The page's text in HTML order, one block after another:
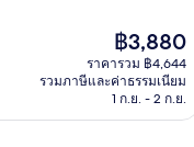
ราคา
ปัจจุบัน
คือ
฿3,880
฿3,880
ราคารวม ฿4,644
รวมภาษีและค่าธรรมเนียม
1 ก.ย. - 2 ก.ย.